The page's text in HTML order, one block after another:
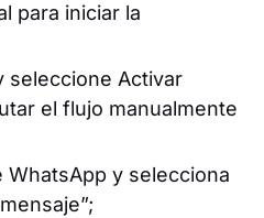
para iniciar la
seleccione Activar
el flujo manualmente
WhatsApp y selecciona